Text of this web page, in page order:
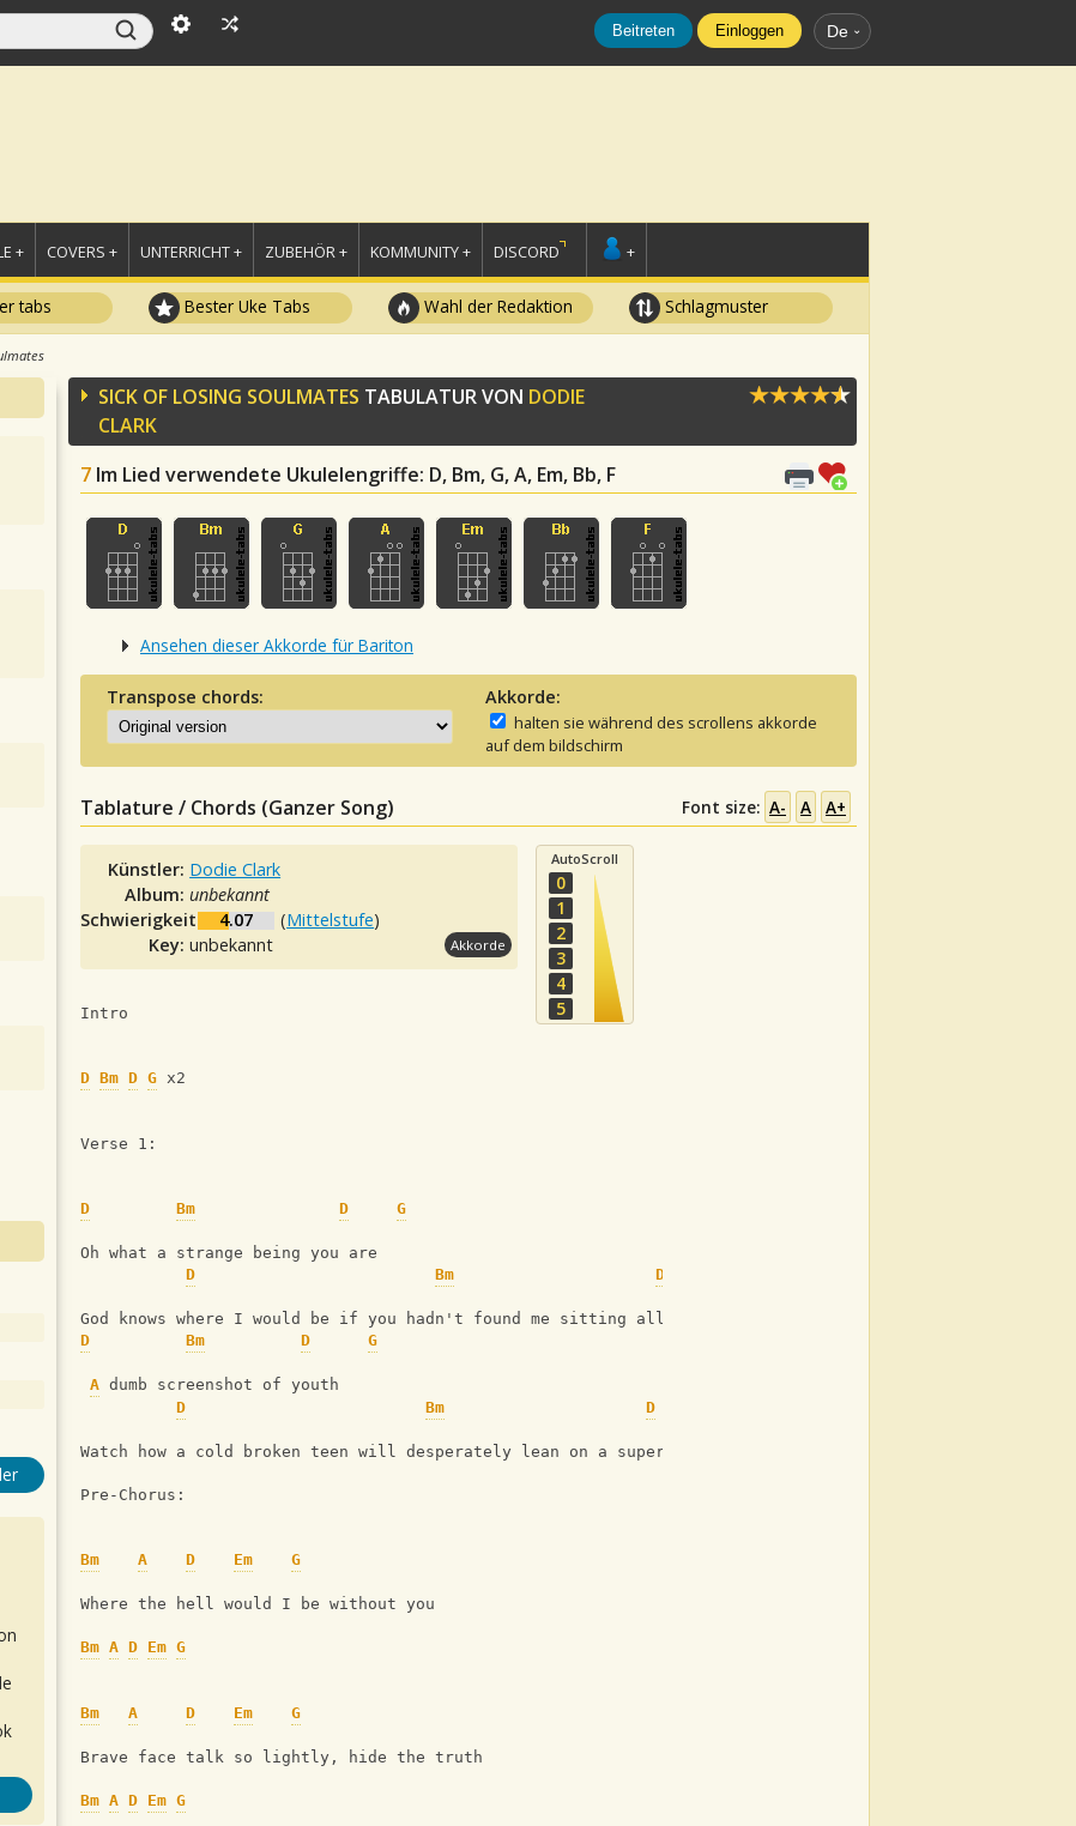
Beitreten Einloggen De
+ COVERS + UNTERRICHT + ZUBEHÖR + KOMMUNITY + DISCORD +
tabs Bester Uke Tabs Wahl der Redaktion Schlagmuster
SICK OF LOSING SOULMATES TABULATUR VON DODIE
CLARK
7 Im Lied verwendete Ukulelengriffe: D, Bm, G, A, Em, Bb, F
Ansehen dieser Akkorde für Bariton
Transpose chords: Akkorde:
halten sie während des scrollens akkorde
auf dem bildschirm
Tablature / Chords (Ganzer Song) Font size: A- A A+
Künstler: Dodie Clark
Album:unbekannt
Schwierigkeit:
4.07 (Mittelstufe)
Key:unbekannt Akkorde
AutoScroll
0
1
2
3
4
5
Intro
D Bm D G x2
Verse 1:
D Bm D G
Oh what a strange being you are
D
Bm D
God knows where I would be if you hadn't found me sitting all alone in the dark
D
Bm D G
A dumb screenshot of youth
D
Bm D
Watch how a cold broken teen will desperately lean on a superglued human of proof
Pre-Chorus:
Bm A D Em G
Where the hell would I be without you
Bm A D Em G
Bm A D Em G
Brave face talk so lightly, hide the truth
Bm A D Em G